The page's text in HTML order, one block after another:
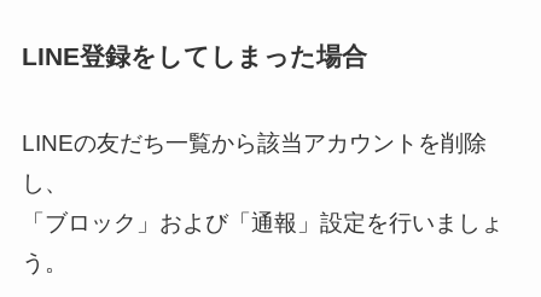
LINE登録をしてしまった場合
LINEの友だち一覧から該当アカウントを削除
し、
「ブロック」および「通報」設定を行いましょ
う。